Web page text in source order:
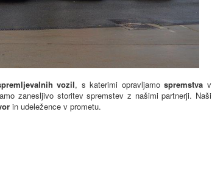
vozil, s katerimi opravljamospremstva v
zanesljivo storitev spremstev z našimi partnerji. Naši
in udeležence v prometu.